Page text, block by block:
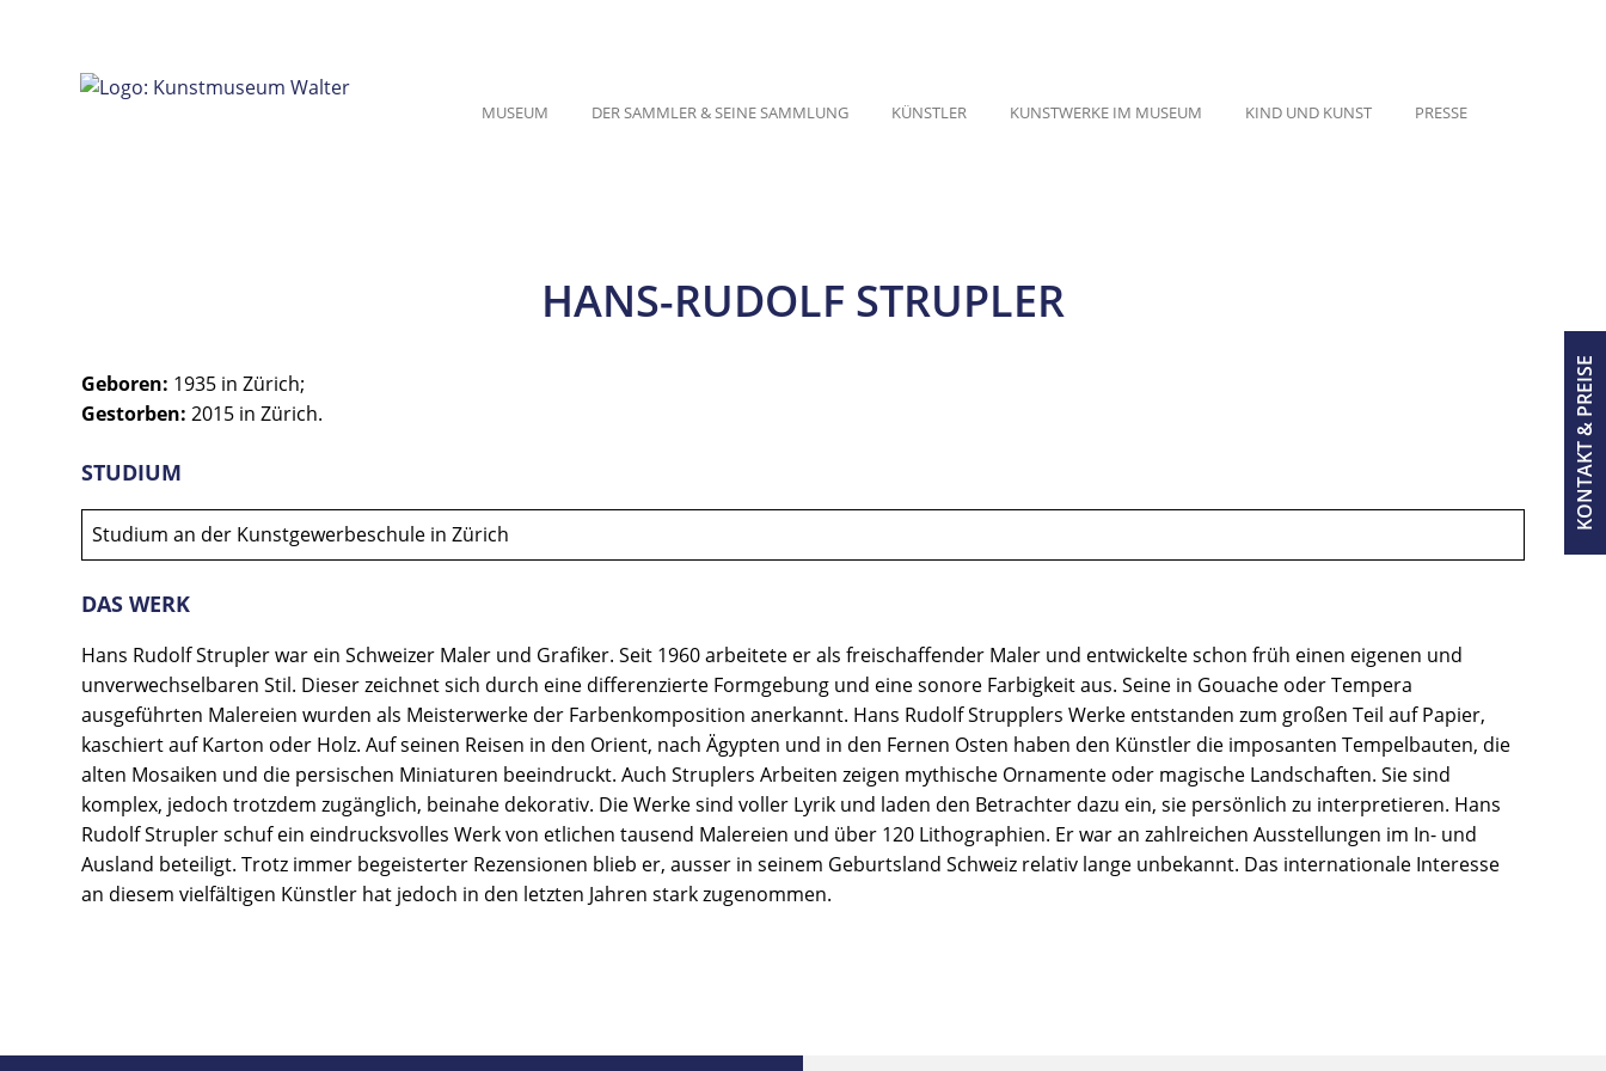
KONTAKT & PREISE
MUSEUM DER SAMMLER & SEINE SAMMLUNG KÜNSTLER KUNSTWERKE IM MUSEUM KIND UND KUNST PRESSE
HANS-RUDOLF STRUPLER
Geboren: 1935 in Zürich;
Gestorben: 2015 in Zürich.
STUDIUM
Studium an der Kunstgewerbeschule in Zürich
DAS WERK
Hans Rudolf Strupler war ein Schweizer Maler und Grafiker. Seit 1960 arbeitete er als freischaffender Maler und entwickelte schon früh einen eigenen und
unverwechselbaren Stil. Dieser zeichnet sich durch eine differenzierte Formgebung und eine sonore Farbigkeit aus. Seine in Gouache oder Tempera
ausgeführten Malereien wurden als Meisterwerke der Farbenkomposition anerkannt. Hans Rudolf Strupplers Werke entstanden zum großen Teil auf Papier,
kaschiert auf Karton oder Holz. Auf seinen Reisen in den Orient, nach Ägypten und in den Fernen Osten haben den Künstler die imposanten Tempelbauten, die
alten Mosaiken und die persischen Miniaturen beeindruckt. Auch Struplers Arbeiten zeigen mythische Ornamente oder magische Landschaften. Sie sind
komplex, jedoch trotzdem zugänglich, beinahe dekorativ. Die Werke sind voller Lyrik und laden den Betrachter dazu ein, sie persönlich zu interpretieren. Hans
Rudolf Strupler schuf ein eindrucksvolles Werk von etlichen tausend Malereien und über 120 Lithographien. Er war an zahlreichen Ausstellungen im In- und
Ausland beteiligt. Trotz immer begeisterter Rezensionen blieb er, ausser in seinem Geburtsland Schweiz relativ lange unbekannt. Das internationale Interesse
an diesem vielfältigen Künstler hat jedoch in den letzten Jahren stark zugenommen.